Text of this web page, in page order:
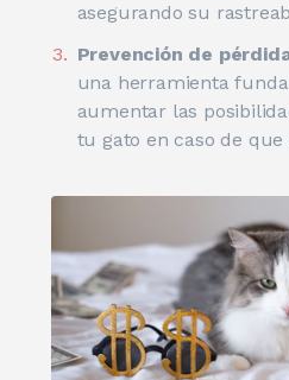
asegurando su
Prevención de
una herramienta
aumentar las
tu gato en caso de que